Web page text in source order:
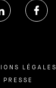
LÉGALES
PRESSE